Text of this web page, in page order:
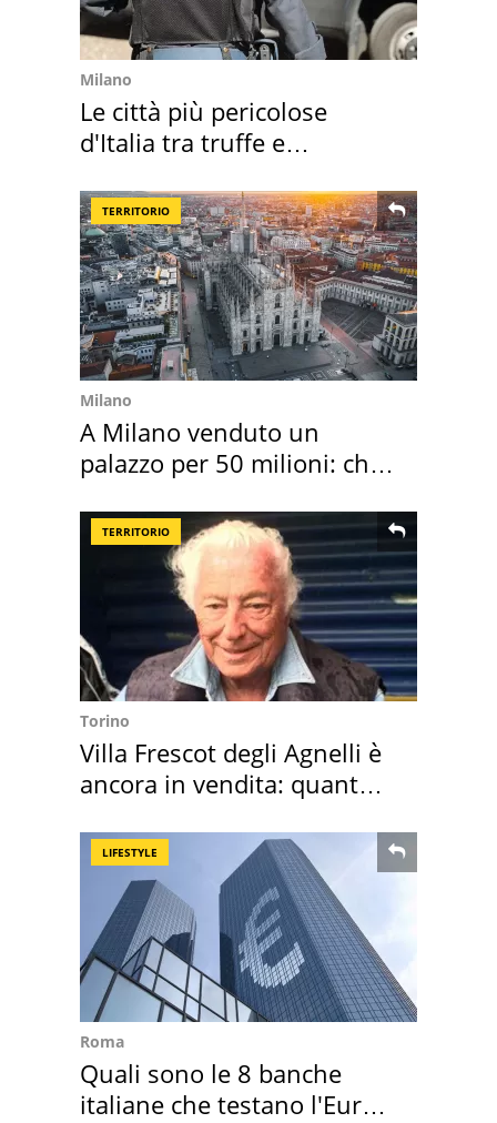
Milano
Le città più pericolose
d'Italia tra truffe e
TERRITORIO
Milano
A Milano venduto un
palazzo per 50 milioni: chi
TERRITORIO
Torino
Villa Frescot degli Agnelli è
ancora in vendita: quanto
LIFESTYLE
Roma
Quali sono le 8 banche
italiane che testano l'Euro